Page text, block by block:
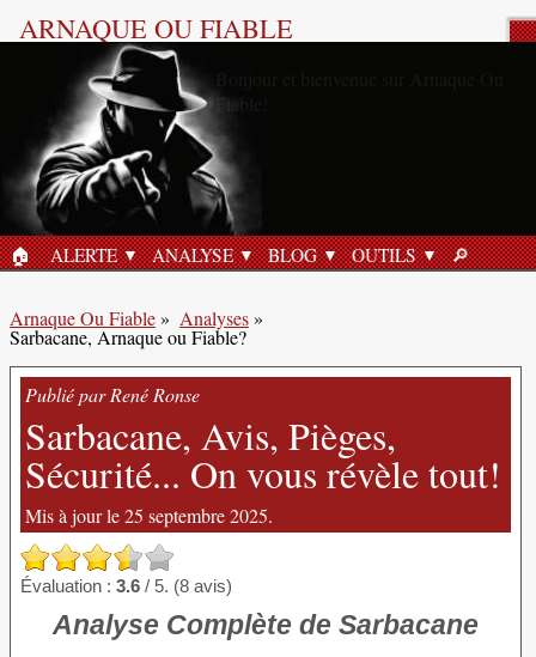
ARNAQUE OU FIABLE
ACCUEIL
🏠︎ ALERTE ANALYSE BLOG OUTILS 🔎︎
Arnaque Ou Fiable» Analyses»
Sarbacane, Arnaque ou Fiable?
Publié par René Ronse
Sarbacane, Avis, Pièges,
Sécurité... On vous révèle tout!
Mis à jour le 25 septembre 2025.
Évaluation : 3.6 / 5. (8 avis)
Analyse Complète de Sarbacane